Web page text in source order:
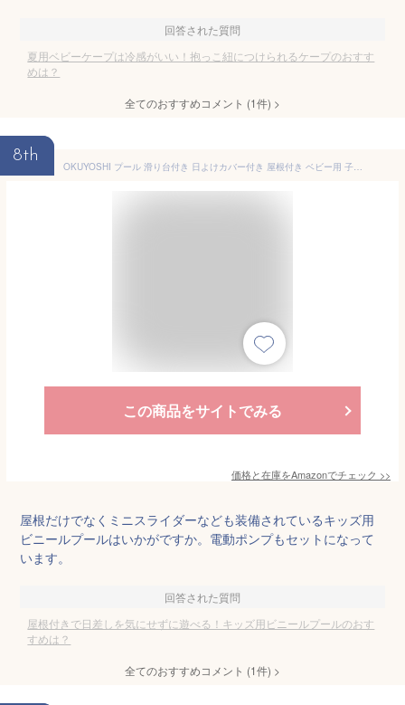
回答された質問
夏用ベビーケープは冷感がいい！抱っこ紐につけられるケープのおすす
めは？
全てのおすすめコメント (1件) >
8th
OKUYOSHI プール 滑り台付き 日よけカバー付き 屋根付き ベビー用 子供用プール 折りたたみ式 大型 水遊び コンパクト 日本語説明書付き 3層 2.6m
この商品をサイトでみる
価格と在庫をAmazonでチェック >>
屋根だけでなくミニスライダーなども装備されているキッズ用
ビニールプールはいかがですか。電動ポンプもセットになって
います。
回答された質問
屋根付きで日差しを気にせずに遊べる！キッズ用ビニールプールのおす
すめは？
全てのおすすめコメント (1件) >